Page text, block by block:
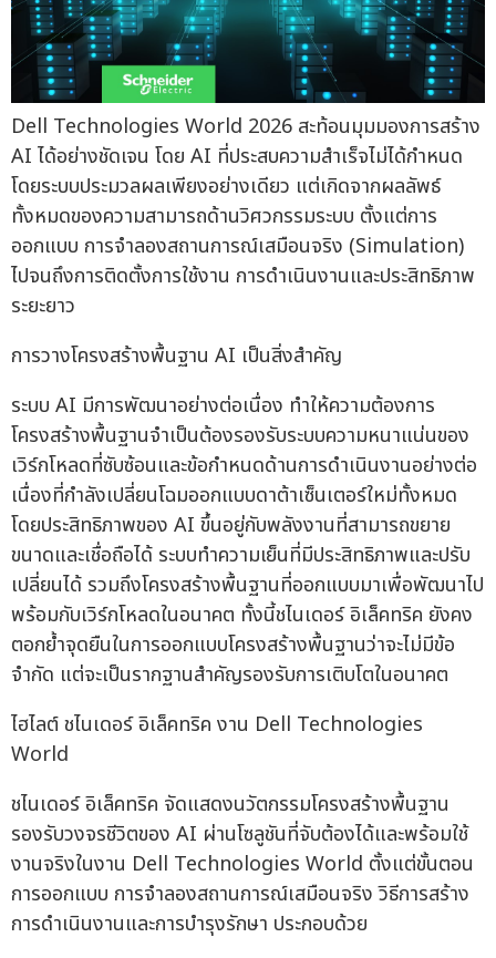
Dell Technologies World 2026 สะท้อนมุมมองการสร้าง
AI ได้อย่างชัดเจน โดย AI ที่ประสบความสำเร็จไม่ได้กำหนด
โดยระบบประมวลผลเพียงอย่างเดียว แต่เกิดจากผลลัพธ์
ทั้งหมดของความสามารถด้านวิศวกรรมระบบ ตั้งแต่การ
ออกแบบ การจำลองสถานการณ์เสมือนจริง (Simulation)
ไปจนถึงการติดตั้งการใช้งาน การดำเนินงานและประสิทธิภาพ
ระยะยาว
การวางโครงสร้างพื้นฐาน AI เป็นสิ่งสำคัญ
ระบบ AI มีการพัฒนาอย่างต่อเนื่อง ทำให้ความต้องการ
โครงสร้างพื้นฐานจำเป็นต้องรองรับระบบความหนาแน่นของ
เวิร์กโหลดที่ซับซ้อนและข้อกำหนดด้านการดำเนินงานอย่างต่อ
เนื่องที่กำลังเปลี่ยนโฉมออกแบบดาต้าเซ็นเตอร์ใหม่ทั้งหมด
โดยประสิทธิภาพของ AI ขึ้นอยู่กับพลังงานที่สามารถขยาย
ขนาดและเชื่อถือได้ ระบบทำความเย็นที่มีประสิทธิภาพและปรับ
เปลี่ยนได้ รวมถึงโครงสร้างพื้นฐานที่ออกแบบมาเพื่อพัฒนาไป
พร้อมกับเวิร์กโหลดในอนาคต ทั้งนี้ชไนเดอร์ อิเล็คทริค ยังคง
ตอกย้ำจุดยืนในการออกแบบโครงสร้างพื้นฐานว่าจะไม่มีข้อ
จำกัด แต่จะเป็นรากฐานสำคัญรองรับการเติบโตในอนาคต
ไฮไลต์ ชไนเดอร์ อิเล็คทริค งาน Dell Technologies
World
ชไนเดอร์ อิเล็คทริค จัดแสดงนวัตกรรมโครงสร้างพื้นฐาน
รองรับวงจรชีวิตของ AI ผ่านโซลูชันที่จับต้องได้และพร้อมใช้
งานจริงในงาน Dell Technologies World ตั้งแต่ขั้นตอน
การออกแบบ การจำลองสถานการณ์เสมือนจริง วิธีการสร้าง
การดำเนินงานและการบำรุงรักษา ประกอบด้วย